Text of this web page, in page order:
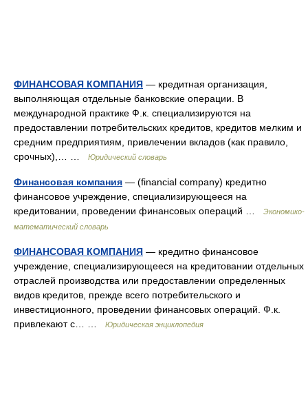
ФИНАНСОВАЯ КОМПАНИЯ — кредитная организация,
выполняющая отдельные банковские операции. В
международной практике Ф.к. специализируются на
предоставлении потребительских кредитов, кредитов мелким и
средним предприятиям, привлечении вкладов (как правило,
срочных),… …
Юридический словарь
Финансовая компания — (financial company) кредитно
финансовое учреждение, специализирующееся на
кредитовании, проведении финансовых операций …
Экономико-
математический словарь
ФИНАНСОВАЯ КОМПАНИЯ — кредитно финансовое
учреждение, специализирующееся на кредитовании отдельных
отраслей производства или предоставлении определенных
видов кредитов, прежде всего потребительского и
инвестиционного, проведении финансовых операций. Ф.к.
привлекают с… …
Юридическая энциклопедия